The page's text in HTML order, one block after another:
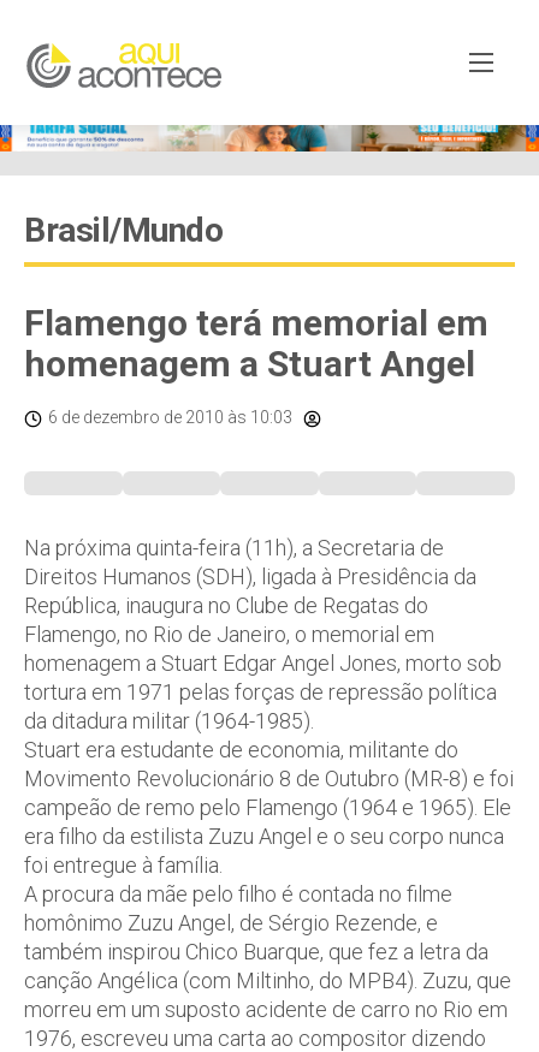
Brasil/Mundo
Flamengo terá memorial em
homenagem a Stuart Angel
6 de dezembro de 2010 às 10:03
Na próxima quinta-feira (11h), a Secretaria de
Direitos Humanos (SDH), ligada à Presidência da
República, inaugura no Clube de Regatas do
Flamengo, no Rio de Janeiro, o memorial em
homenagem a Stuart Edgar Angel Jones, morto sob
tortura em 1971 pelas forças de repressão política
da ditadura militar (1964-1985).
Stuart era estudante de economia, militante do
Movimento Revolucionário 8 de Outubro (MR-8) e foi
campeão de remo pelo Flamengo (1964 e 1965). Ele
era filho da estilista Zuzu Angel e o seu corpo nunca
foi entregue à família.
A procura da mãe pelo filho é contada no filme
homônimo Zuzu Angel, de Sérgio Rezende, e
também inspirou Chico Buarque, que fez a letra da
canção Angélica (com Miltinho, do MPB4). Zuzu, que
morreu em um suposto acidente de carro no Rio em
1976, escreveu uma carta ao compositor dizendo